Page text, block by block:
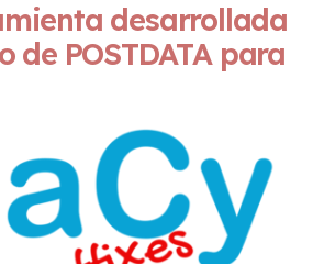
desarrollada
de POSTDATA para